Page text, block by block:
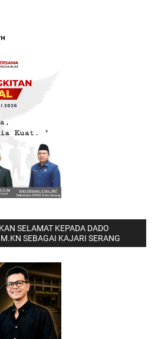
SELAMAT KEPADA DADO
SEBAGAI KAJARI SERANG